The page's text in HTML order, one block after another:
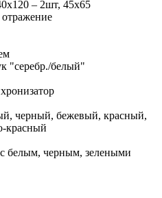
– 2шт, 45х65
отражение
"серебр./белый"
черный, бежевый, красный,
красный
белым, черным, зелеными